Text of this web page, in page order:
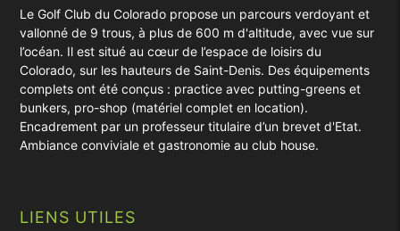
Le Golf Club du Colorado propose un parcours verdoyant et
vallonné de 9 trous, à plus de 600 m d'altitude, avec vue sur
l’océan. Il est situé au cœur de l’espace de loisirs du
Colorado, sur les hauteurs de Saint-Denis. Des équipements
complets ont été conçus : practice avec putting-greens et
bunkers, pro-shop (matériel complet en location).
Encadrement par un professeur titulaire d’un brevet d'Etat.
Ambiance conviviale et gastronomie au club house.
LIENS UTILES